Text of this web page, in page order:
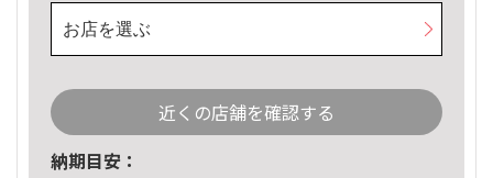
お店を選ぶ
近くの店舗を確認する
納期目安：